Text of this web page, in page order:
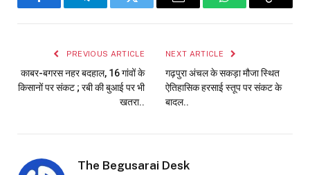
FacebookTelegramTwitter Email WhatsAppCopy
PREVIOUS ARTICLE
काबर-बगरस नहर बदहाल, 16 गांवों के
किसानों पर संकट ; रबी की बुआई पर भी
खतरा..
NEXT ARTICLE
गढ़पुरा अंचल के सकड़ा मौजा स्थित
ऐतिहासिक हरसाई स्तूप पर संकट के
बादल..
The Begusarai Desk